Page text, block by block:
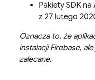
Pakiety SDK
z 27 lutego
Oznacza to, że
instalacjiFirebase,
zalecane.